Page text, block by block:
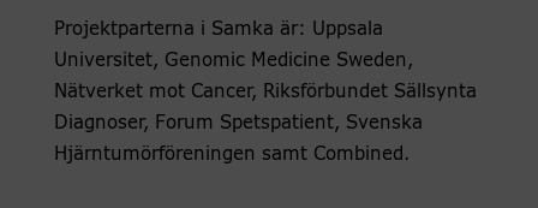
Projektparterna i Samka är: Uppsala
Universitet, Genomic Medicine Sweden,
Nätverket mot Cancer, Riksförbundet Sällsynta
Diagnoser, Forum Spetspatient, Svenska
Hjärntumörföreningen samt Combined.